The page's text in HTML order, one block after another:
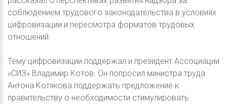
соблюдением трудового законодательства в условиях
цифровизации и пересмотра форматов трудовых
отношений.
Тему цифровизации поддержал и президент Ассоциации
«СИЗ» Владимир Котов. Он попросил министра труда
Антона Котякова поддержать предложение к
правительству о необходимости стимулировать